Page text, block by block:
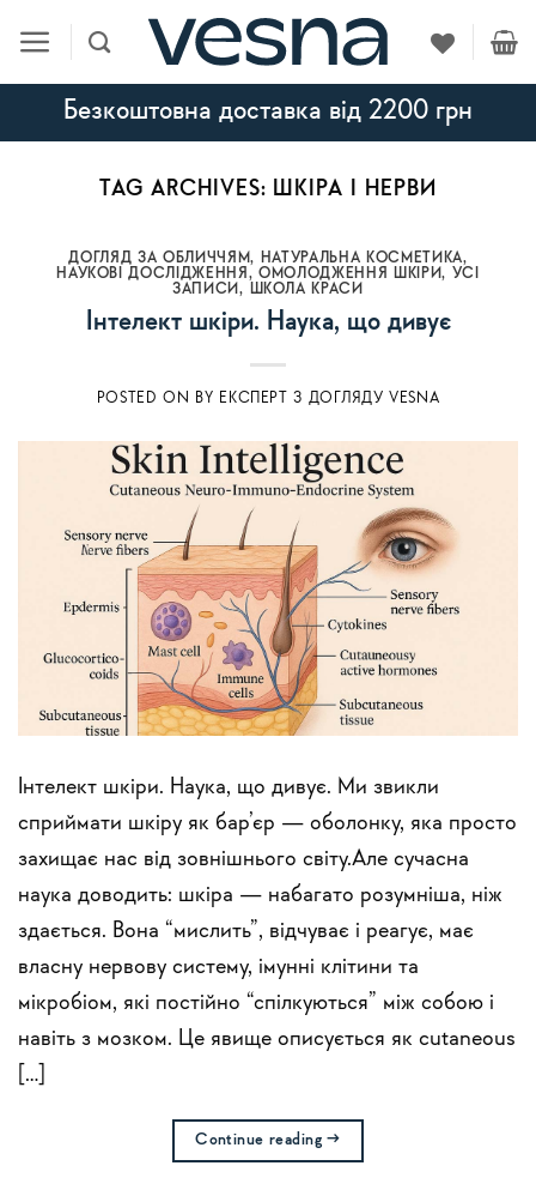
content
Безкоштовна доставка від 2200 грн
TAG ARCHIVES: ШКІРА І НЕРВИ
ДОГЛЯД ЗА ОБЛИЧЧЯМ, НАТУРАЛЬНА КОСМЕТИКА,
НАУКОВІ ДОСЛІДЖЕННЯ ,ОМОЛОДЖЕННЯ ШКІРИ, УСI
ЗАПИСИ, ШКОЛА КРАСИ
Інтелект шкіри. Наука, що дивує
POSTED ON BY ЕКСПЕРТ З ДОГЛЯДУ VESNA
Інтелект шкіри. Наука, що дивує. Ми звикли
сприймати шкіру як бар’єр — оболонку, яка просто
захищає нас від зовнішнього світу.Але сучасна
наука доводить: шкіра — набагато розумніша, ніж
здається. Вона “мислить”, відчуває і реагує, має
власну нервову систему, імунні клітини та
мікробіом, які постійно “спілкуються” між собою і
навіть з мозком. Це явище описується як cutaneous
[…]
Continue reading→